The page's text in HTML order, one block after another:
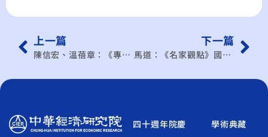
上一篇
陳信宏、溫蓓章：《專家傳真》電動車商品服務化與產業化
下一篇
馬道：《名家觀點》國際創新合作 替經濟解悶
四十週年院慶
學術典藏